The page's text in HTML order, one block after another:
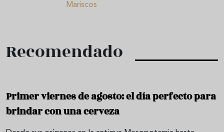
Mariscos
Recomendado
Primer viernes de agosto: el día perfecto para
brindar con una cerveza